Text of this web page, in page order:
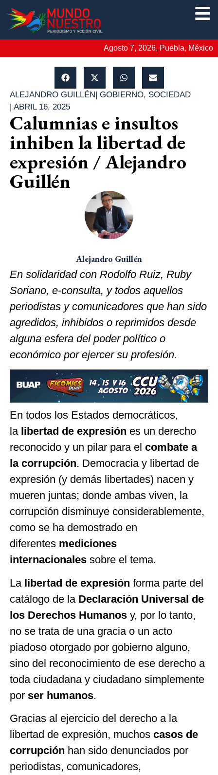
Agosto 7, 2026, Puebla, México
ALEJANDRO GUILLÉN| GOBIERNO, SOCIEDAD
| ABRIL 16, 2025
Calumnias e insultos
inhiben la libertad de
expresión / Alejandro
Guillén
Alejandro Guillén
En solidaridad con Rodolfo Ruiz, Ruby
Soriano, e-consulta, y todos aquellos
periodistas y comunicadores que han sido
agredidos, inhibidos o reprimidos desde
alguna esfera del poder político o
económico por ejercer su profesión.
En todos los Estados democráticos,
la libertad de expresión es un derecho
reconocido y un pilar para el combate a
la corrupción. Democracia y libertad de
expresión (y demás libertades) nacen y
mueren juntas; donde ambas viven, la
corrupción disminuye considerablemente,
como se ha demostrado en
diferentes mediciones
internacionales sobre el tema.
La libertad de expresión forma parte del
catálogo de la Declaración Universal de
los Derechos Humanos y, por lo tanto,
no se trata de una gracia o un acto
piadoso otorgado por gobierno alguno,
sino del reconocimiento de ese derecho a
toda ciudadana y ciudadano simplemente
por ser humanos.
Gracias al ejercicio del derecho a la
libertad de expresión, muchos casos de
corrupción han sido denunciados por
periodistas, comunicadores,